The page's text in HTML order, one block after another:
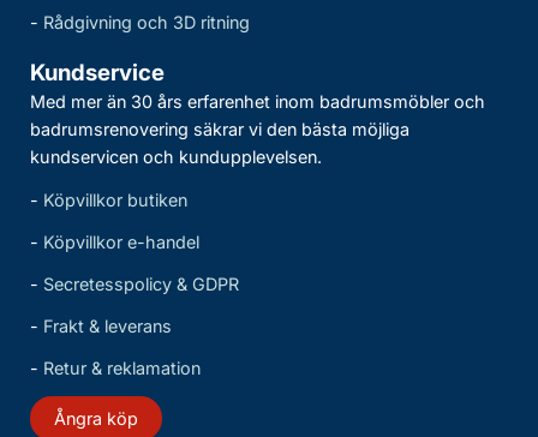
- Rådgivning och 3D ritning
Kundservice
Med mer än 30 års erfarenhet inom badrumsmöbler och
badrumsrenovering säkrar vi den bästa möjliga
kundservicen och kundupplevelsen.
- Köpvillkor butiken
- Köpvillkor e-handel
- Secretesspolicy & GDPR
- Frakt & leverans
- Retur & reklamation
Ångra köp